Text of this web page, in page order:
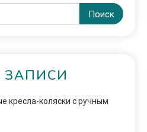
Поиск
кресла-коляски с ручным